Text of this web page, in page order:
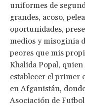
uniformes de
grandes, acoso,
oportunidades,
medios y misoginia
peores que mis
Khalida Popal, quien
establecer el primer
en Afganistán,
Asociación de